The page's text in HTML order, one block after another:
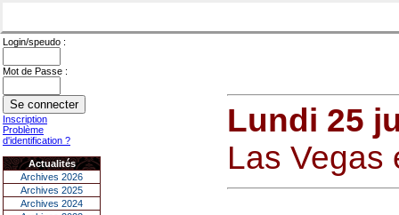
Login/speudo :
Mot de Passe :
Inscription
Problème
d'identification ?
Actualités
Archives 2026
Archives 2025
Archives 2024
Lundi 25
Las Vegas